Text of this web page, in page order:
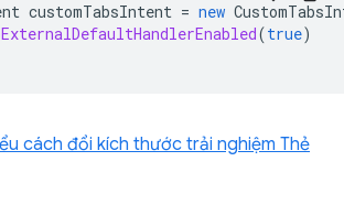
customTabsIntent = new
(true)
cách đổi kích thước trải nghiệm Thẻ